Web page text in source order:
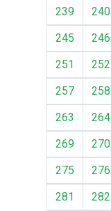
239
240
245
246
251
252
257
258
263
264
269
270
275
276
281
282